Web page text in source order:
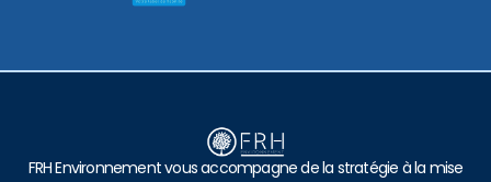
FRH Environnement vous accompagne de la stratégie à la mise